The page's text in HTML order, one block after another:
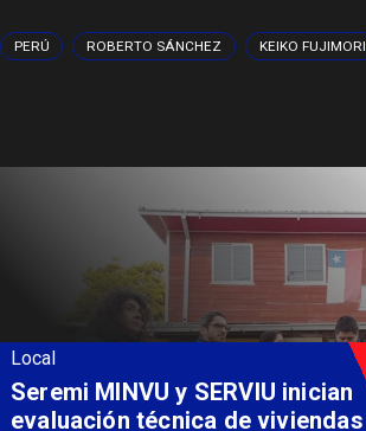
PERÚ ROBERTO SÁNCHEZ KEIKO FUJIMORI
Local
Fondo Orasmi entrega apoyo a
familia de Romeral para